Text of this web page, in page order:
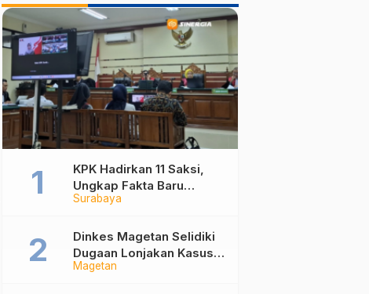
Surabaya
KPK Hadirkan 11 Saksi,
Ungkap Fakta Baru
Sidang Korupsi Wali Kota
Magetan
Dinkes Magetan Selidiki
Dugaan Lonjakan Kasus
Diare di Lembeyan,